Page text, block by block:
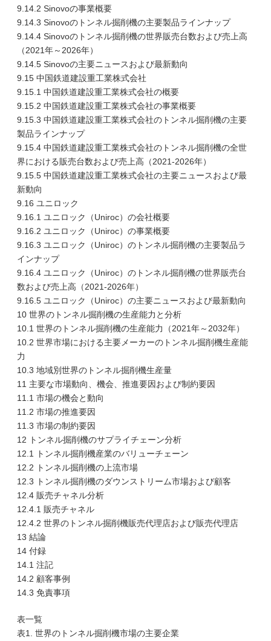
9.14.2 Sinovoの事業概要
9.14.3 Sinovoのトンネル掘削機の主要製品ラインナップ
9.14.4 Sinovoのトンネル掘削機の世界販売台数および売上高
（2021年～2026年）
9.14.5 Sinovoの主要ニュースおよび最新動向
9.15 中国鉄道建設重工業株式会社
9.15.1 中国鉄道建設重工業株式会社の概要
9.15.2 中国鉄道建設重工業株式会社の事業概要
9.15.3 中国鉄道建設重工業株式会社のトンネル掘削機の主要
製品ラインナップ
9.15.4 中国鉄道建設重工業株式会社のトンネル掘削機の全世
界における販売台数および売上高（2021-2026年）
9.15.5 中国鉄道建設重工業株式会社の主要ニュースおよび最
新動向
9.16 ユニロック
9.16.1 ユニロック（Uniroc）の会社概要
9.16.2 ユニロック（Uniroc）の事業概要
9.16.3 ユニロック（Uniroc）のトンネル掘削機の主要製品ラ
インナップ
9.16.4 ユニロック（Uniroc）のトンネル掘削機の世界販売台
数および売上高（2021-2026年）
9.16.5 ユニロック（Uniroc）の主要ニュースおよび最新動向
10 世界のトンネル掘削機の生産能力と分析
10.1 世界のトンネル掘削機の生産能力（2021年～2032年）
10.2 世界市場における主要メーカーのトンネル掘削機生産能
力
10.3 地域別世界のトンネル掘削機生産量
11 主要な市場動向、機会、推進要因および制約要因
11.1 市場の機会と動向
11.2 市場の推進要因
11.3 市場の制約要因
12 トンネル掘削機のサプライチェーン分析
12.1 トンネル掘削機産業のバリューチェーン
12.2 トンネル掘削機の上流市場
12.3 トンネル掘削機のダウンストリーム市場および顧客
12.4 販売チャネル分析
12.4.1 販売チャネル
12.4.2 世界のトンネル掘削機販売代理店および販売代理店
13 結論
14 付録
14.1 注記
14.2 顧客事例
14.3 免責事項
表一覧
表1. 世界のトンネル掘削機市場の主要企業